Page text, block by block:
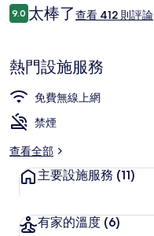
格
是
評
論
9.09.0 分，滿分 10 分，
太棒了查看 412 則評論
熱門設施服務
免費無線上網
禁煙
查看全部
主要設施服務 (11)
有家的溫度 (6)